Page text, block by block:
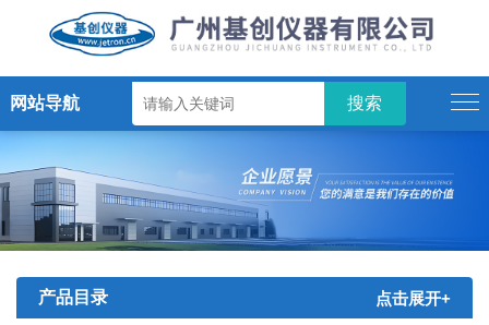
网站导航
产品目录 点击展开+